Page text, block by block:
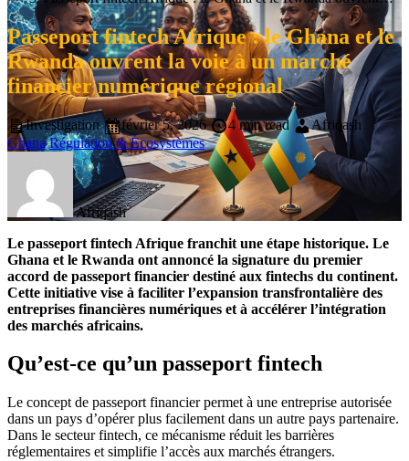
Passeport fintech Afrique : le Ghana et le
Rwanda ouvrent la voie à un marché
financier numérique régional
Investigation février 5, 2026 4 min read
Afriqash
Ghana Régulation & Écosystèmes
Afriqash
Le passeport fintech Afrique franchit une étape historique. Le
Ghana et le Rwanda ont annoncé la signature du premier
accord de passeport financier destiné aux fintechs du continent.
Cette initiative vise à faciliter l’expansion transfrontalière des
entreprises financières numériques et à accélérer l’intégration
des marchés africains.
Qu’est-ce qu’un passeport fintech
Le concept de passeport financier permet à une entreprise autorisée
dans un pays d’opérer plus facilement dans un autre pays partenaire.
Dans le secteur fintech, ce mécanisme réduit les barrières
réglementaires et simplifie l’accès aux marchés étrangers.